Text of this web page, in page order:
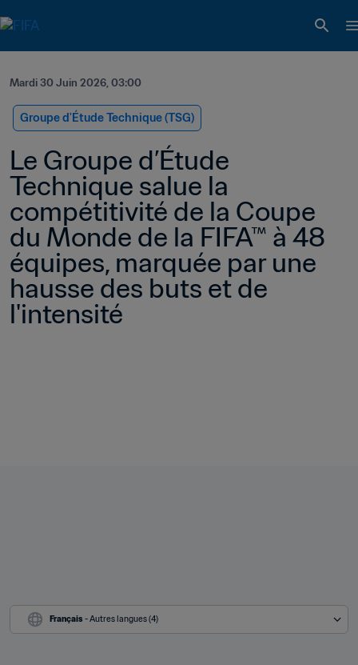
Mardi 30 Juin 2026, 03:00
Groupe d'Étude Technique (TSG)
Le Groupe d’Étude
Technique salue la
compétitivité de la Coupe
du Monde de la FIFA™ à 48
équipes, marquée par une
hausse des buts et de
l'intensité
Français - Autres langues (4)